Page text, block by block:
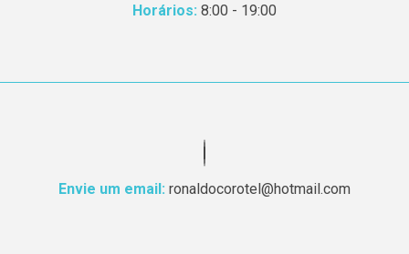
Horários: 8:00 - 19:00
Envie um email: ronaldocorotel@hotmail.com